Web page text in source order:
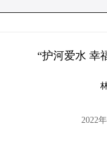
“护河爱水
2022